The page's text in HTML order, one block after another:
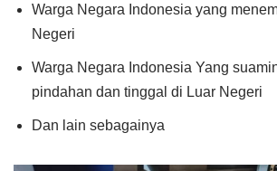
Warga Negara Indonesia yang
Negeri
Warga Negara Indonesia Yang
pindahan dan tinggal di Luar Negeri
Dan lain sebagainya